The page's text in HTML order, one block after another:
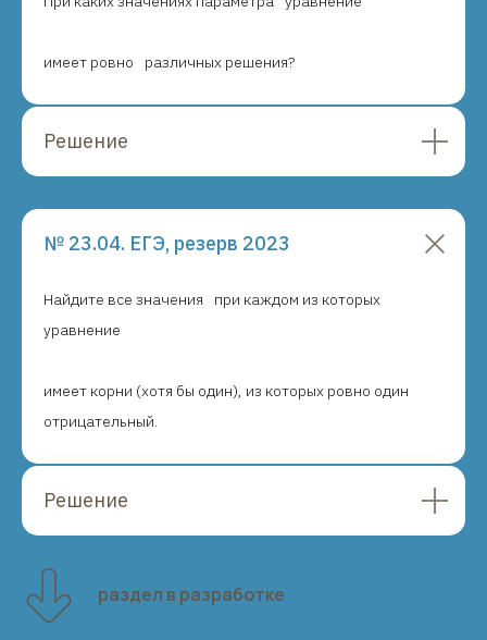
имеет ровно различных решения?
Решение
№ 23.04. ЕГЭ, резерв 2023
Найдите все значения
при каждом из которых
уравнение
имеет корни (хотя бы один), из которых ровно один
отрицательный.
Решение
раздел в разработке
+7 (958) 825-42-23
Написать в телеграм
ЕГЭ